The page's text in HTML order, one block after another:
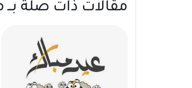
مقالات ذات صلة بــ موعد صلاة